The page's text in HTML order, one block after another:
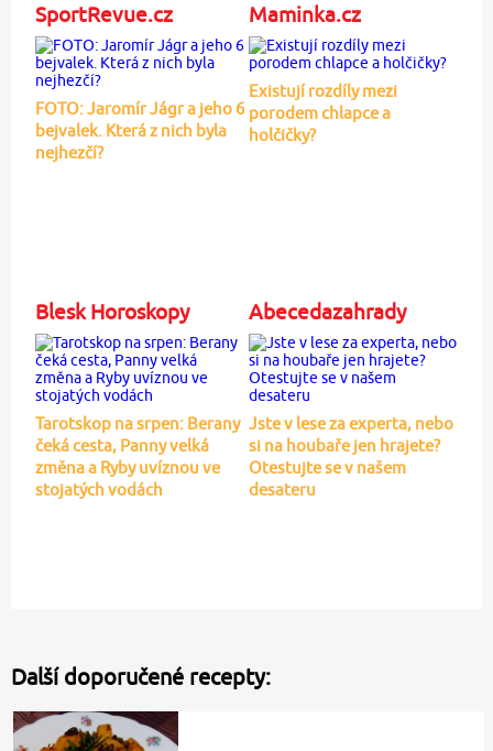
SportRevue.cz
FOTO: Jaromír Jágr a jeho 6
bejvalek. Která z nich byla
nejhezčí?
Maminka.cz
Existují rozdíly mezi
porodem chlapce a
holčičky?
Blesk Horoskopy
Tarotskop na srpen: Berany
čeká cesta, Panny velká
změna a Ryby uvíznou ve
stojatých vodách
Abecedazahrady
Jste v lese za experta, nebo
si na houbaře jen hrajete?
Otestujte se v našem
desateru
Další doporučené recepty: